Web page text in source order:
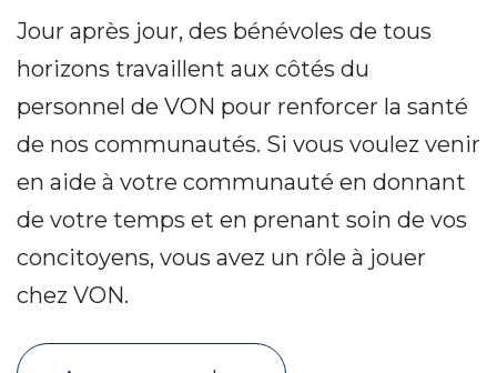
Jour après jour, des bénévoles de tous
horizons travaillent aux côtés du
personnel de VON pour renforcer la santé
de nos communautés. Si vous voulez venir
en aide à votre communauté en donnant
de votre temps et en prenant soin de vos
concitoyens, vous avez un rôle à jouer
chez VON.